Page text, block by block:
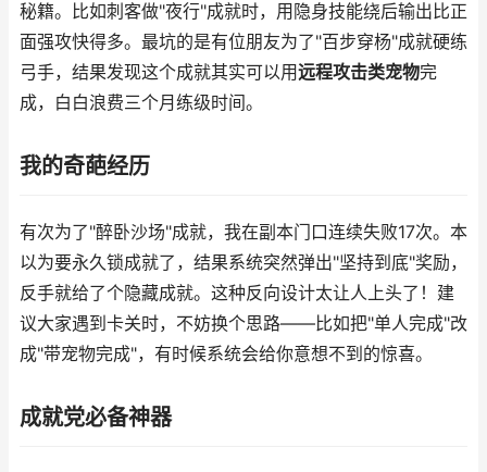
秘籍。比如刺客做"夜行"成就时，用隐身技能绕后输出比正
面强攻快得多。最坑的是有位朋友为了"百步穿杨"成就硬练
弓手，结果发现这个成就其实可以用远程攻击类宠物完
成，白白浪费三个月练级时间。
我的奇葩经历
有次为了"醉卧沙场"成就，我在副本门口连续失败17次。本
以为要永久锁成就了，结果系统突然弹出"坚持到底"奖励，
反手就给了个隐藏成就。这种反向设计太让人上头了！建
议大家遇到卡关时，不妨换个思路——比如把"单人完成"改
成"带宠物完成"，有时候系统会给你意想不到的惊喜。
成就党必备神器